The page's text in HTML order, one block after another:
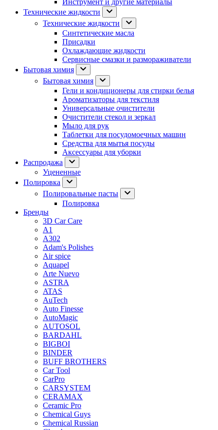
Технические жидкости
Технические жидкости
Синтетические масла
Присадки
Охлаждающие жидкости
Сервисные смазки и размораживатели
Бытовая химия
Бытовая химия
Гели и кондиционеры для стирки белья
Ароматизаторы для текстиля
Универсальные очистители
Очистители стекол и зеркал
Мыло для рук
Таблетки для посудомоечных машин
Средства для мытья посуды
Аксессуары для уборки
Распродажа
Уцененные
Полировка
Полировальные пасты
Полировка
Бренды
3D Car Care
A1
A302
Adam's Polishes
Air spice
Aquapel
Arte Nuevo
ASTRA
ATAS
AuTech
Auto Finesse
AutoMagic
AUTOSOL
BARDAHL
BIGBOI
BINDER
BUFF BROTHERS
Car Tool
CarPro
CARSYSTEM
CERAMAX
Ceramic Pro
Chemical Guys
Chemical Russian